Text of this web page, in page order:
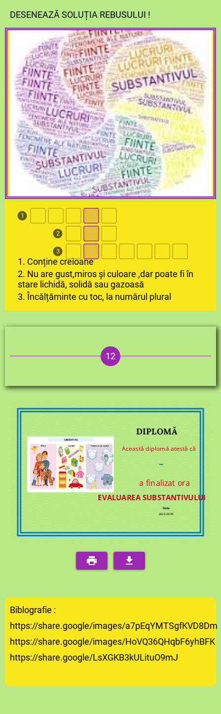
DESENEAZĂ SOLUȚIA REBUSULUI !
1
2
3
1. Conține creioane
2. Nu are gust,miros și culoare ,dar poate fi în
stare lichidă, solidă sau gazoasă
3. Încălțăminte cu toc, la numărul plural
DIPLOMĂ
Această diplomă atestă că
–
a finalizat ora
EVALUAREA SUBSTANTIVULUI
Data
2026-08-09
Biblografie :
https://share.google/images/a7pEqYMTSgfKVD8Dm
https://share.google/images/HoVQ36QHqbF6yhBFK
https://share.google/LsXGKB3kULituO9mJ